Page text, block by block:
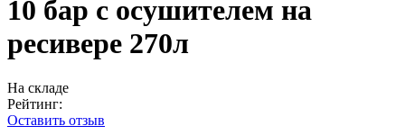
10 бар с осушителем на
ресивере 270л
На складе
Рейтинг:
Оставить отзыв